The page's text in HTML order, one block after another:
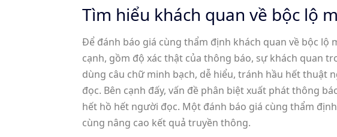
Tìm hiểu khách quan về bộc lộ
Để đánh báo giá cùng thẩm định khách quan về bộc
cạnh, gồm độ xác thật của thông báo, sự khách quan
dùng câu chữ minh bạch, dễ hiểu, tránh hầu hết thuật
đọc. Bên cạnh đấy, vấn đề phân biệt xuất phát thông
hết hồ hết người đọc. Một đánh báo giá cùng thẩm
cùng nâng cao kết quả truyền thông.